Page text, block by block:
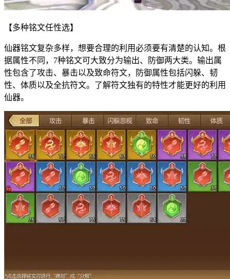
【多种铭文任性选】
仙器铭文复杂多样，想要合理的利用必须要有清楚的认知。根
据属性不同，7种铭文可大致分为输出、防御两大类。输出属
性包含了攻击、暴击以及致命符文，防御属性包括闪躲、韧
性、体质以及全抗符文。了解符文独有的特性才能更好的利用
仙器。